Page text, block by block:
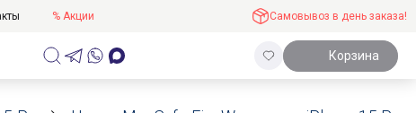
% Акции Самовывоз в день заказа!
Корзина